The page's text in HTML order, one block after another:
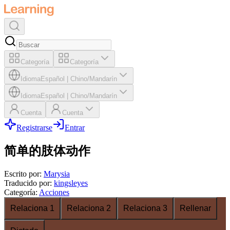
Categoría Categoría
IdiomaEspañol Chino/Mandarín
IdiomaEspañol Chino/Mandarín
Cuenta Cuenta
Registrarse Entrar
简单的肢体动作
Escrito por: Marysia
Traducido por: kingsleyes
Categoría: Acciones
Relaciona 1
Relaciona 2 Relaciona 3 Rellenar